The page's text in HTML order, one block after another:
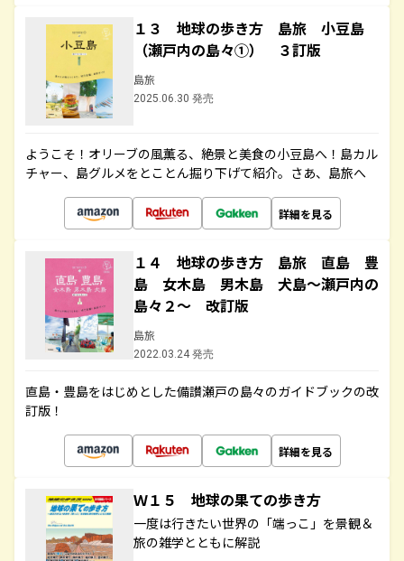
１３ 地球の歩き方 島旅 小豆島
（瀬戸内の島々①） ３訂版
島旅
2025.06.30 発売
ようこそ！オリーブの風薫る、絶景と美食の小豆島へ！島カル
チャー、島グルメをとことん掘り下げて紹介。さあ、島旅へ
詳細を見る
１４ 地球の歩き方 島旅 直島 豊
島 女木島 男木島 犬島～瀬戸内の
島々２～ 改訂版
島旅
2022.03.24 発売
直島・豊島をはじめとした備讃瀬戸の島々のガイドブックの改
訂版！
詳細を見る
Ｗ１５ 地球の果ての歩き方
一度は行きたい世界の「端っこ」を景観＆
旅の雑学とともに解説